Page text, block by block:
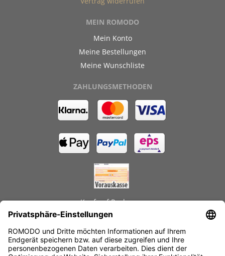
MEIN ROMODO
Mein Konto
Meine Bestellungen
Meine Wunschliste
ZAHLUNGSMETHODEN
Kauf auf Rechnung
Schnelle Lieferzeiten